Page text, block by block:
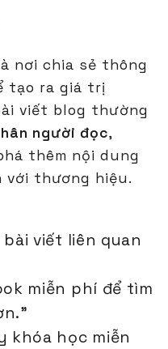
nơi chia sẻ thông
tạo ra giá trị
viết blog thường
người đọc,
thêm nội dung
với thương hiệu.
viết liên quan
miễn phí để tìm
khóa học miễn